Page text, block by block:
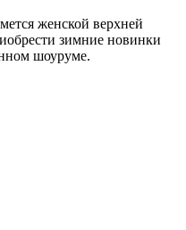
женской верхней
зимние новинки
шоуруме.